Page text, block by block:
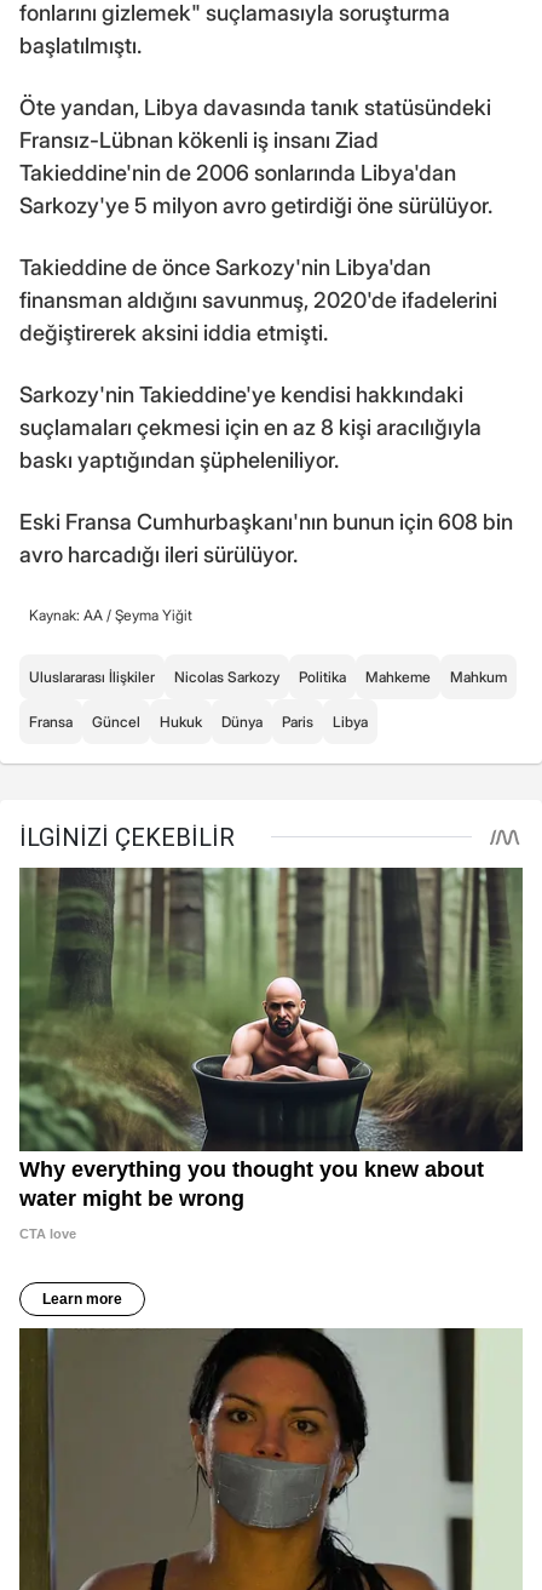
fonlarını gizlemek" suçlamasıyla soruşturma
başlatılmıştı.
Öte yandan, Libya davasında tanık statüsündeki
Fransız-Lübnan kökenli iş insanı Ziad
Takieddine'nin de 2006 sonlarında Libya'dan
Sarkozy'ye 5 milyon avro getirdiği öne sürülüyor.
Takieddine de önce Sarkozy'nin Libya'dan
finansman aldığını savunmuş, 2020'de ifadelerini
değiştirerek aksini iddia etmişti.
Sarkozy'nin Takieddine'ye kendisi hakkındaki
suçlamaları çekmesi için en az 8 kişi aracılığıyla
baskı yaptığından şüpheleniliyor.
Eski Fransa Cumhurbaşkanı'nın bunun için 608 bin
avro harcadığı ileri sürülüyor.
Kaynak: AA / Şeyma Yiğit
Uluslararası İlişkiler Nicolas Sarkozy Politika Mahkeme Mahkum
Fransa Güncel Hukuk Dünya Paris Libya